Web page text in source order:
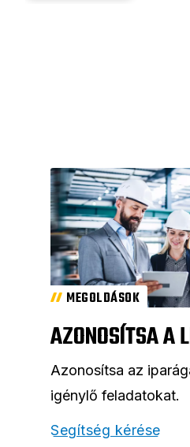
MEGOLDÁSOK
AZONOSÍTSA A
Azonosítsa az
igénylő feladatokat.
Segítség kérése